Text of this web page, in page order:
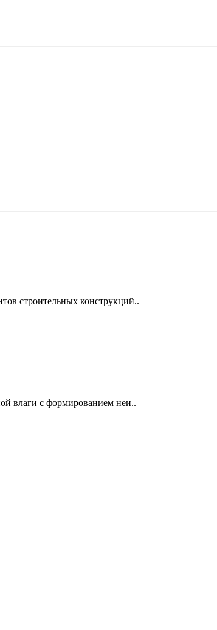
строительных конструкций..
влаги с формированием неи..